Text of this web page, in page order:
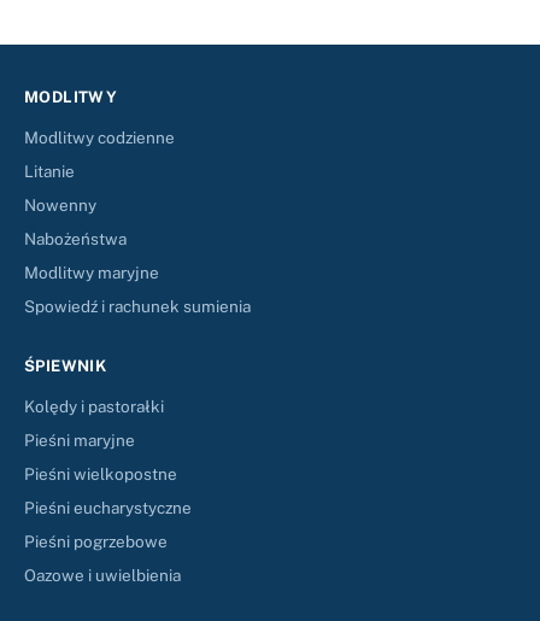
MODLITWY
Modlitwy codzienne
Litanie
Nowenny
Nabożeństwa
Modlitwy maryjne
Spowiedź i rachunek sumienia
ŚPIEWNIK
Kolędy i pastorałki
Pieśni maryjne
Pieśni wielkopostne
Pieśni eucharystyczne
Pieśni pogrzebowe
Oazowe i uwielbienia